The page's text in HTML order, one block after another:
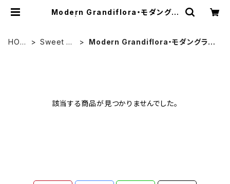
Modern Grandiflora・モダングラ
HOM
Sweet Pe
Modern Grandiflora・モダングラン
該当する商品が見つかりませんでした。